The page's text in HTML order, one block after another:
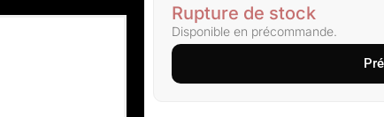
Rupture de stock
Disponible en précommande.